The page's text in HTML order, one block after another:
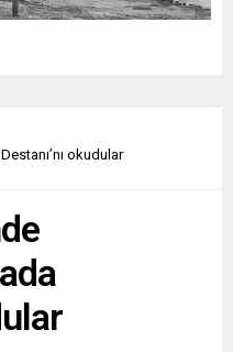
okudular